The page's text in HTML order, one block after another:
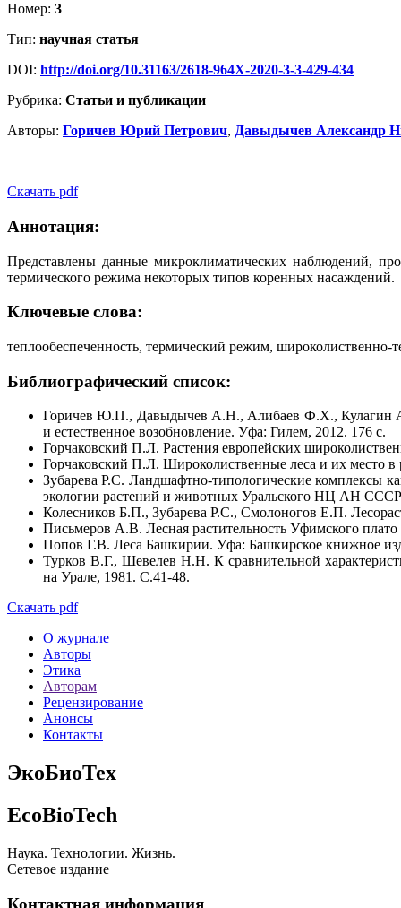
Номер: 3
Тип: научная статья
DOI: http://doi.org/10.31163/2618-964X-2020-3-3-429-434
Рубрика: Статьи и публикации
Авторы: Горичев Юрий Петрович, Давыдычев Александр
Скачать pdf
Аннотация:
Представлены данные микроклиматических наблюдений,
термического режима некоторых типов коренных насаждений.
Ключевые слова:
теплообеспеченность, термический режим,
Библиографический список:
Горичев Ю.П., Давыдычев А.Н., Алибаев Ф.Х., Кулагин
и естественное возобновление. Уфа: Гилем, 2012. 176 с.
Горчаковский П.Л. Растения европейских
Горчаковский П.Л. Широколиственные леса и их место
Зубарева Р.С. Ландшафтно-типологические комплексы
экологии растений и животных Уральского НЦ АН
Колесников Б.П., Зубарева Р.С., Смолоногов Е.П.
Письмеров А.В. Лесная растительность Уфимского
Попов Г.В. Леса Башкирии. Уфа: Башкирское книжное
Турков В.Г., Шевелев Н.Н. К сравнительной
на Урале, 1981. С.41-48.
Скачать pdf
О журнале
Авторы
Этика
Авторам
Рецензирование
Анонсы
Контакты
ЭкоБиоТех
EcoBioTech
Наука. Технологии. Жизнь.
Сетевое издание
Контактная информация